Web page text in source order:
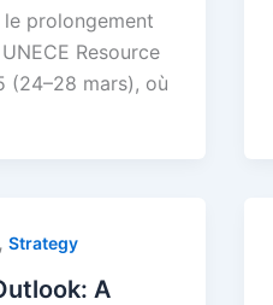
prolongement
Resource
(24–28 mars), où
, Strategy
A